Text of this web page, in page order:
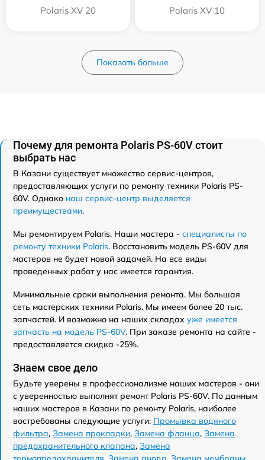
Polaris XV 20 Polaris XV 10
Показать больше
Почему для ремонта Polaris PS-60V стоит
выбрать нас
В Казани существует множество сервис-центров,
предоставляющих услуги по ремонту техники Polaris PS-
60V. Однако наш сервис-центр выделяется
преимуществами.
Мы ремонтируем Polaris. Наши мастера - специалисты по
ремонту техники Polaris. Восстановить модель PS-60V для
мастеров не будет новой задачей. На все виды
проведенных работ у нас имеется гарантия.
Минимальные сроки выполнения ремонта. Мы большая
сеть мастерских техники Polaris. Мы имеем более 20 тыс.
запчастей. И возможно на наших складах уже имеется
запчасть на модель PS-60V. При заказе ремонта на сайте -
предоставляется скидка -25%.
Знаем свое дело
Будьте уверены в профессионализме наших мастеров - они
с уверенностью выполнят ремонт Polaris PS-60V. По данным
наших мастеров в Казани по ремонту Polaris, наиболее
востребованы следующие услуги: Промывка водяного
фильтра, Замена прокладки, Замена фланца, Замена
предохранительного клапана, Замена